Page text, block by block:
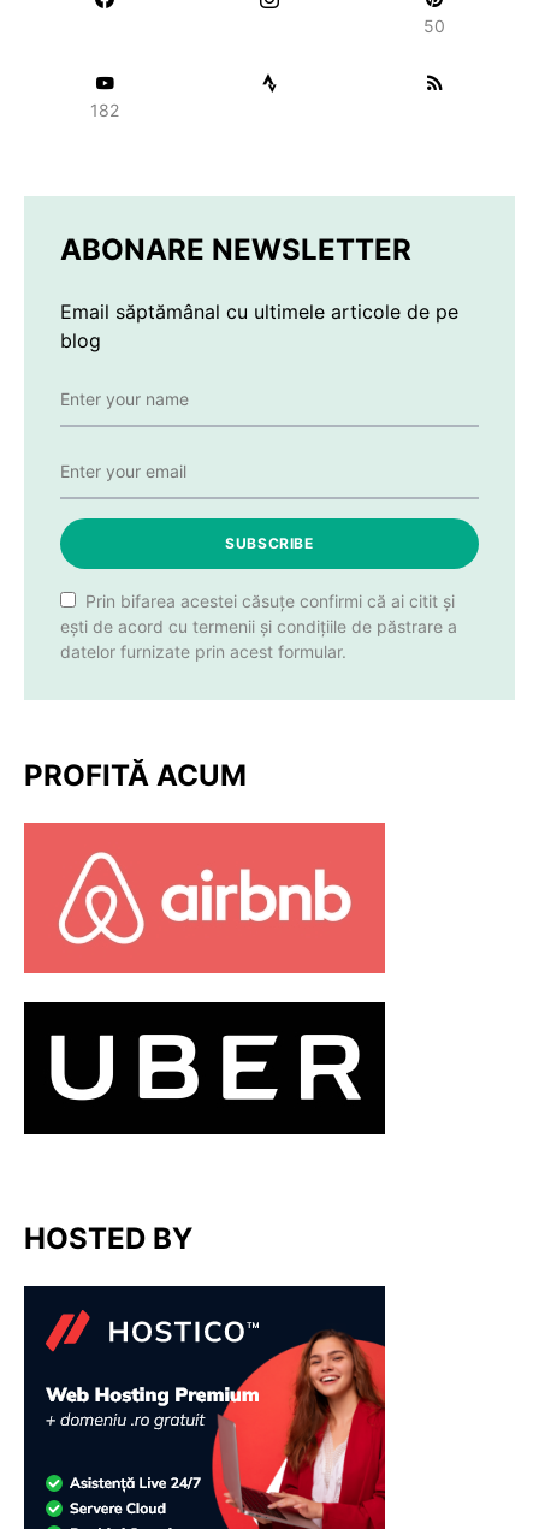
50
182
ABONARE NEWSLETTER
Email săptămânal cu ultimele articole de pe
blog
SUBSCRIBE
Prin bifarea acestei căsuțe confirmi că ai citit și
ești de acord cu termenii și condițiile de păstrare a
datelor furnizate prin acest formular.
PROFITĂ ACUM
HOSTED BY